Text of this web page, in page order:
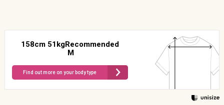
158cm 51kgRecommended
M
Find out more on your body type